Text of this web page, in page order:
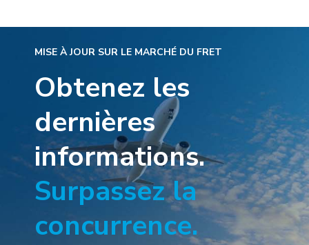
MISE À JOUR SUR LE MARCHÉ DU FRET
Obtenez les
dernières
informations.
Surpassez la
concurrence.